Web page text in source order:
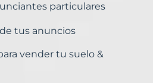
particulares
tus anuncios
vender tu suelo &